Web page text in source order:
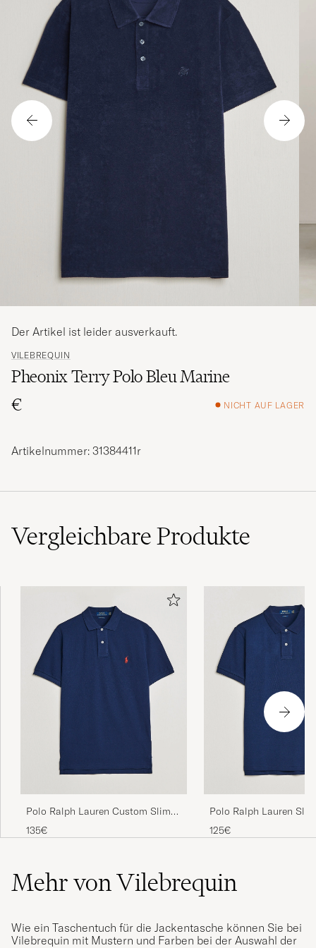
VILEBREQUIN
Pheonix Terry Polo Bleu Marine
€
NICHT AUF LAGER
Der Artikel ist leider ausverkauft.
Artikelnummer: 31384411r
VergleichbareProdukte
Polo Ralph Lauren Custom Slim
Fit Polo Newport Navy
135€
Polo Ralph Lauren
Newport Navy
125€
Mehr von Vilebrequin
Wie ein Taschentuch für die Jackentasche können Sie bei
Vilebrequin mit Mustern und Farben bei der Auswahl der